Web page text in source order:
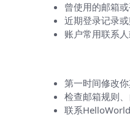
曾使用的邮箱
近期登录记录
账户常用联系
第一时间修改
检查邮箱规则
联系HelloWorld